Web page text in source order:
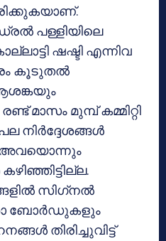
പള്ളിയിലെ
ഷഷ്ടി എന്നിവ
കൂടുതല്‍
മാസം മുമ്പ് കമ്മിറ്റി
നിര്‍ദ്ദേശങ്ങള്‍
അവയൊന്നും
സിഗ്‌നല്‍
ബോര്‍ഡുകളും
തിരിച്ചുവിട്ട്